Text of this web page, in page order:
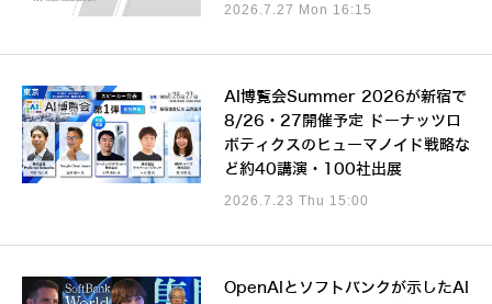
2026.7.27 Mon 16:15
AI博覧会Summer 2026が新宿で
8/26・27開催予定 ドーナッツロ
ボティクスのヒューマノイド戦略な
ど約40講演・100社出展
2026.7.23 Thu 15:00
OpenAIとソフトバンクが示したAI